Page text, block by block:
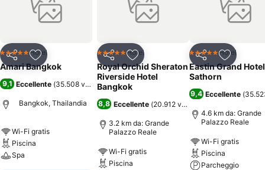
CondividiAggiungi ai preferiti
5 Stelle Hotel
Amari Bangkok
9,1 Eccellente (35.508 valutazioni)
Bangkok, Thailandia
Wi-Fi gratis
Piscina
Spa
CondividiAggiungi ai preferiti
5 Stelle Hotel
Royal Orchid Sheraton
Riverside Hotel
Bangkok
8,8 Eccellente (20.912 valutazioni
3.2 km da: Grande
Palazzo Reale
Wi-Fi gratis
Piscina
Condividi
5 Stelle Hotel
Eastin Grand Hotel
Sathorn
9,4 Eccellente (
4.6 km da: Grande
Palazzo Reale
Wi-Fi gratis
Piscina
Parcheggio